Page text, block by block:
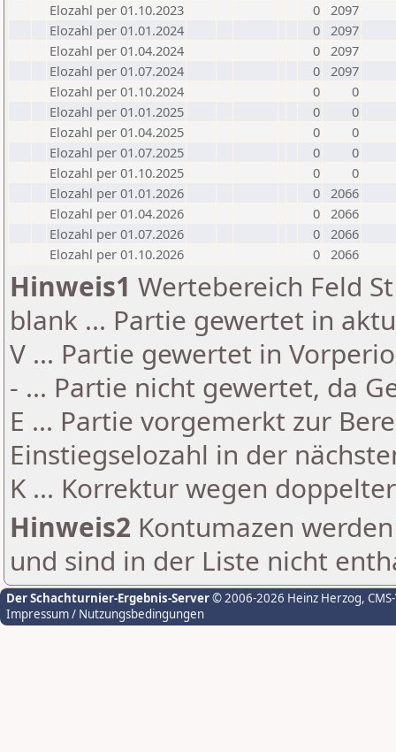
Elozahl per 01.10.2023
0 2097
Elozahl per 01.01.2024
0 2097
Elozahl per 01.04.2024
0 2097
Elozahl per 01.07.2024
0 2097
Elozahl per 01.10.2024
0
0
Elozahl per 01.01.2025
0
0
Elozahl per 01.04.2025
0
0
Elozahl per 01.07.2025
0
0
Elozahl per 01.10.2025
0
0
Elozahl per 01.01.2026
0 2066
Elozahl per 01.04.2026
0 2066
Elozahl per 01.07.2026
0 2066
Elozahl per 01.10.2026
0 2066
Hinweis1 Wertebereich Feld
blank ... Partie gewertet in
V ... Partie gewertet in
- ... Partie nicht gewertet, da
E ... Partie vorgemerkt zur
Einstiegselozahl in der
K ... Korrektur wegen
Hinweis2 Kontumazen
und sind in der Liste nicht
Der Schachturnier-Ergebnis-Server© 2006-2026 Heinz Herzog,
Impressum / Nutzungsbedingungen